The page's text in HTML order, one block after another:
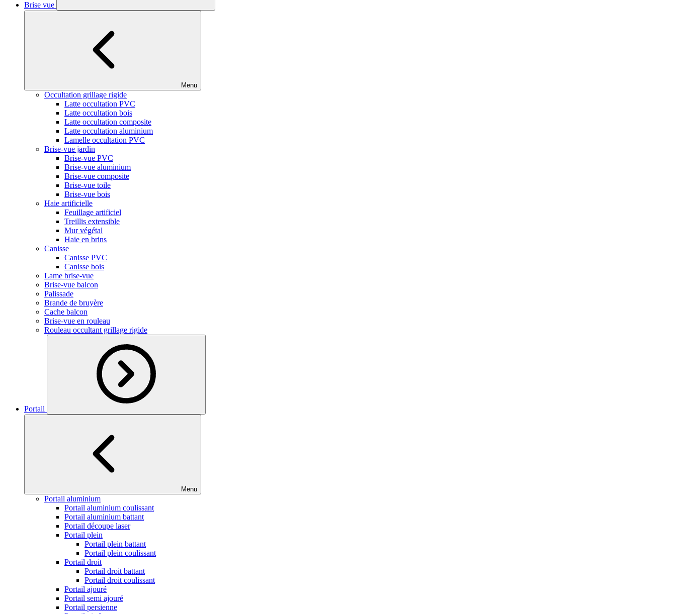
Brise vue
Menu
Occultation grillage rigide
Latte occultation PVC
Latte occultation bois
Latte occultation composite
Latte occultation aluminium
Lamelle occultation PVC
Brise-vue jardin
Brise-vue PVC
Brise-vue aluminium
Brise-vue composite
Brise-vue toile
Brise-vue bois
Haie artificielle
Feuillage artificiel
Treillis extensible
Mur végétal
Haie en brins
Canisse
Canisse PVC
Canisse bois
Lame brise-vue
Brise-vue balcon
Palissade
Brande de bruyère
Cache balcon
Brise-vue en rouleau
Rouleau occultant grillage rigide
Portail
Menu
Portail aluminium
Portail aluminium coulissant
Portail aluminium battant
Portail découpe laser
Portail plein
Portail plein battant
Portail plein coulissant
Portail droit
Portail droit battant
Portail droit coulissant
Portail ajouré
Portail semi ajouré
Portail persienne